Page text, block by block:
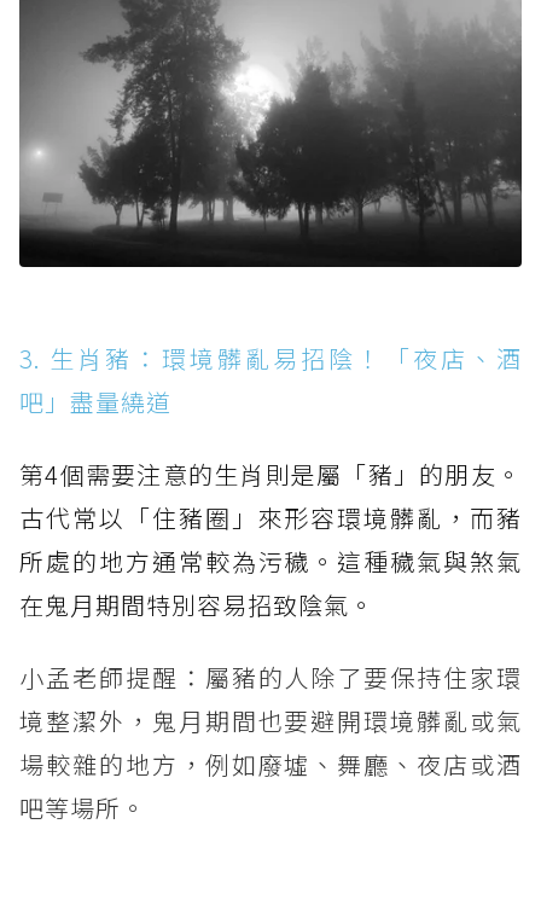
3. 生肖豬：環境髒亂易招陰！「夜店、酒
吧」盡量繞道
第4個需要注意的生肖則是屬「豬」的朋友。
古代常以「住豬圈」來形容環境髒亂，而豬
所處的地方通常較為污穢。這種穢氣與煞氣
在鬼月期間特別容易招致陰氣。
小孟老師提醒：屬豬的人除了要保持住家環
境整潔外，鬼月期間也要避開環境髒亂或氣
場較雜的地方，例如廢墟、舞廳、夜店或酒
吧等場所。